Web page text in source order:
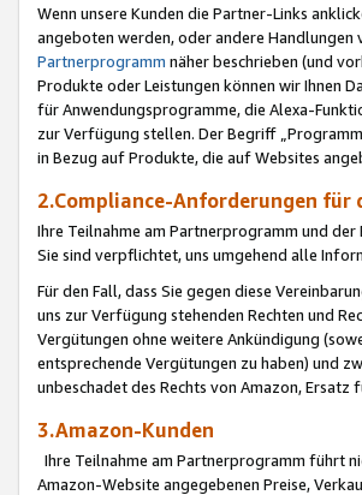
Wenn unsere Kunden die Partner-Links
angeboten werden, oder andere
Partnerprogramm näher beschrieben (und
Produkte oder Leistungen können wir Ihnen
für Anwendungsprogramme, die Alexa-
zur Verfügung stellen. Der Begriff
in Bezug auf Produkte, die auf Websites
2.Compliance-Anforderungen
Ihre Teilnahme am Partnerprogramm und
Sie sind verpflichtet, uns umgehend alle
Für den Fall, dass Sie gegen diese
uns zur Verfügung stehenden Rechten und
Vergütungen ohne weitere Ankündigung
entsprechende Vergütungen zu haben) und
unbeschadet des Rechts von Amazon,
3.Amazon-Kunden
Ihre Teilnahme am Partnerprogramm führt
Amazon-Website angegebenen Preise,